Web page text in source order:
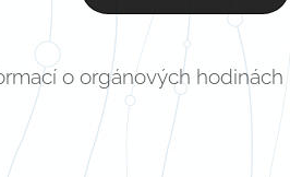
o orgánových hodinách